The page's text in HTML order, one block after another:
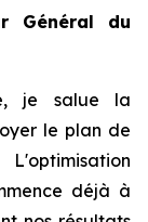
Général du
je salue la
le plan de
déjà à